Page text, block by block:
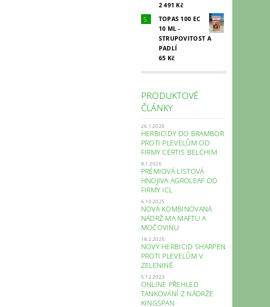
2 491 Kč
TOPAS 100 EC
10 ML -
STRUPOVITOST A
PADLÍ
65 Kč
PRODUKTOVÉ
ČLÁNKY
26.1.2026
HERBICIDY DO BRAMBOR
PROTI PLEVELŮM OD
FIRMY CERTIS BELCHIM
8.1.2026
PRÉMIOVÁ LISTOVÁ
HNOJIVA AGROLEAF OD
FIRMY ICL
6.10.2025
NOVÁ KOMBINOVANÁ
NÁDRŽ MA MAFTU A
MOČOVINU
18.2.2025
NOVÝ HERBICID SHARPEN
PROTI PLEVELŮM V
ZELENINĚ
5.12.2023
ONLINE PŘEHLED
TANKOVÁNÍ Z NÁDRŽE
KINGSPAN